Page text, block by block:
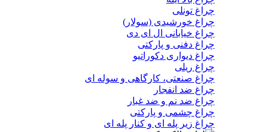
چراغ تونلی
چراغ خورشیدی (سولار)
چراغ خیابانی ال ای دی
چراغ دفنی و پارکتی
چراغ دیواری دکوراتیو
چراغ ریلی
چراغ صنعتی، کارگاهی و سوله ای
چراغ ضد انفجار
چراغ ضد نم و ضد غبار
چراغ چشمی و پارکتی
چراغ‌ زیر‌ پله‌ ای و کنار‌ پله‌ ای